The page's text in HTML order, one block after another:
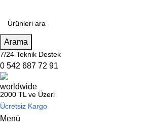
Arama
7/24 Teknik Destek
0 542 687 72 91
2000 TL ve Üzeri
Ücretsiz Kargo
Menü